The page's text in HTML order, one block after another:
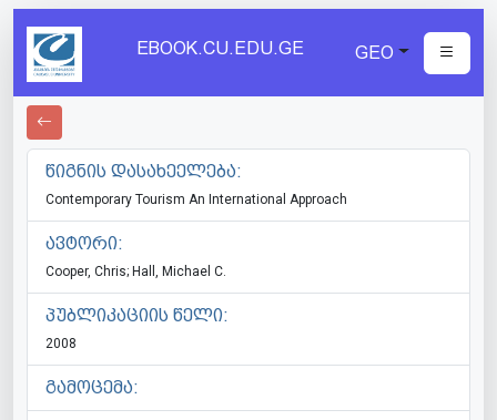
EBOOK.CU.EDU.GE GEO
წიგნის დასახეელება:
Contemporary Tourism An International Approach
ავტორი:
Cooper, Chris; Hall, Michael C.
პუბლიკაციის წელი:
2008
გამოცემა: